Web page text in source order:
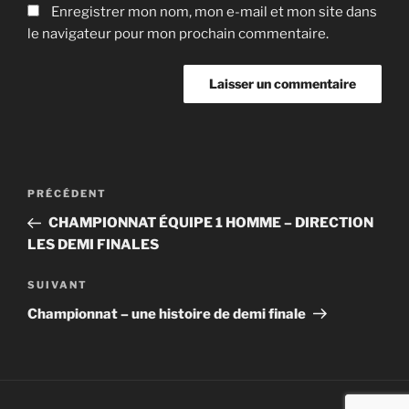
Enregistrer mon nom, mon e-mail et mon site dans
le navigateur pour mon prochain commentaire.
Navigation
l’article
Article
précédent
PRÉCÉDENT
CHAMPIONNAT ÉQUIPE 1 HOMME – DIRECTION
LES DEMI FINALES
Article
suivant
SUIVANT
Championnat – une histoire de demi finale